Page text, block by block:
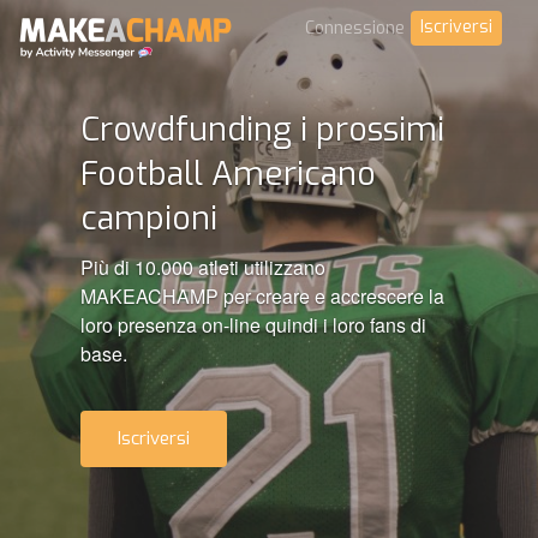
Connessione Iscriversi
Crowdfunding i prossimi
Football Americano
campioni
Più di 10.000 atleti utilizzano
MAKEACHAMP per creare e accrescere la
loro presenza on-line quindi i loro fans di
base.
Iscriversi